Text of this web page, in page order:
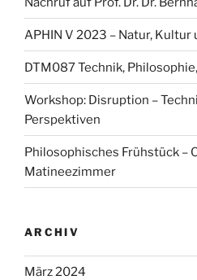
APHIN V 2023 – Natur, Kultur
DTM087 Technik,
Workshop: Disruption –
Perspektiven
Philosophisches Frühstück –
Matineezimmer
ARCHIV
März 2024